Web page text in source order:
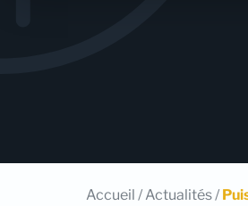
Accueil / Actualités/